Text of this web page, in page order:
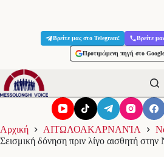
Βρείτε μας στο Telegram! Βρείτε
Προτιμώμενη πηγή στο Google
Αρχική ΑΙΤΩΛΟΑΚΑΡΝΑΝΊΑ
Σεισμική δόνηση πριν λίγο αισθητή στην